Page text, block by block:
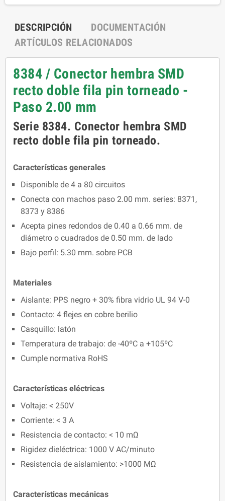
DESCRIPCIÓN
DOCUMENTACIÓN
ARTÍCULOS RELACIONADOS
8384 / Conector hembra SMD
recto doble fila pin torneado -
Paso 2.00 mm
Serie 8384. Conector hembra SMD
recto doble fila pin torneado.
Características generales
Disponible de 4 a 80 circuitos
Conecta con machos paso 2.00 mm. series: 8371,
8373 y 8386
Acepta pines redondos de 0.40 a 0.66 mm. de
diámetro o cuadrados de 0.50 mm. de lado
Bajo perfil: 5.30 mm. sobre PCB
Materiales
Aislante: PPS negro + 30% fibra vidrio UL 94 V-0
Contacto: 4 flejes en cobre berilio
Casquillo: latón
Temperatura de trabajo: de -40ºC a +105ºC
Cumple normativa RoHS
Características eléctricas
Voltaje: < 250V
Corriente: < 3 A
Resistencia de contacto: < 10 mΩ
Rigidez dieléctrica: 1000 V AC/minuto
Resistencia de aislamiento: >1000 MΩ
Características mecánicas